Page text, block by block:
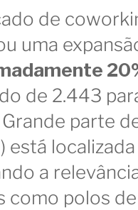
de
uma
de 2.443
Grande parte
está
a
como polos